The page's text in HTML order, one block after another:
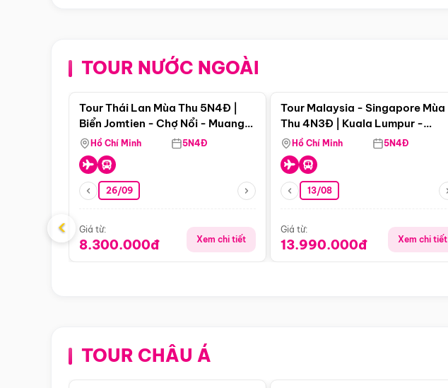
TOUR NƯỚC NGOÀI
Điểm nổi bật
Tour Thái Lan Mùa Thu 5N4Đ |
Biển Jomtien - Chợ Nổi - Muang
Boran - Suanthai (Bay Vietnam
Airlines)
Hồ Chí Minh 5N4Đ
26/09
Giá từ:
8.300.000đ Xem chi tiết
Tour Malaysia - Singapore Mùa
Thu 4N3Đ | Kuala Lumpur -
Malacca - Johor Baru -
Singapore
Hồ Chí Minh 5N4Đ
13/08
Giá từ:
13.990.000đ Xem chi tiết
‹
TOUR CHÂU ÁĐiểm nổi bật